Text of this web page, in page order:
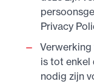
Privacy
Verwerking
is tot enkel
nodig zijn